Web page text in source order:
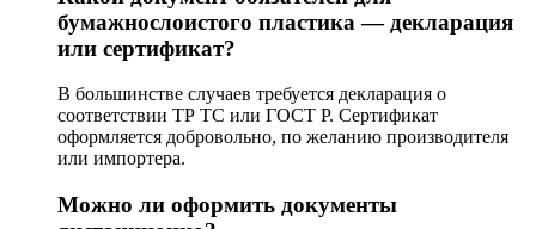
бумажнослоистого пластика — декларация
или сертификат?
В большинстве случаев требуется декларация о
соответствии ТР ТС или ГОСТ Р. Сертификат
оформляется добровольно, по желанию производителя
или импортера.
Можно ли оформить документы